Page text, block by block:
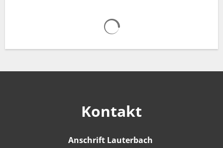
Kontakt
Anschrift Lauterbach